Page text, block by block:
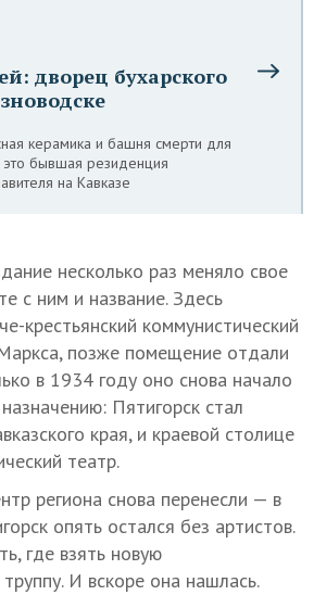
дворец бухарского
керамика и башня смерти для
бывшая резиденция
на Кавказе
несколько раз меняло свое
с ним и название. Здесь
крестьянский коммунистический
позже помещение отдали
в 1934 году оно снова начало
Пятигорск стал
края, и краевой столице
театр.
региона снова перенесли — в
опять остался без артистов.
где взять новую
И вскоре она нашлась.